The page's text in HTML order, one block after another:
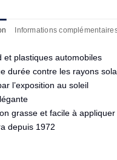
Informations
et plastiques automobiles
durée contre les rayons
l’exposition au soleil
grasse et facile à appliquer
depuis 1972